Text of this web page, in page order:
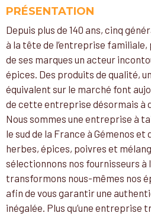
PRÉSENTATION
Depuis plus de 140 ans, cinq
à la tête de l’entreprise familiale,
de ses marques un acteur
épices. Des produits de qualité,
équivalent sur le marché font
de cette entreprise désormais à
Nous sommes une entreprise à
le sud de la France à Gémenos et
herbes, épices, poivres et
sélectionnons nos fournisseurs à
transformons nous-mêmes nos
afin de vous garantir une
inégalée. Plus qu’une entreprise